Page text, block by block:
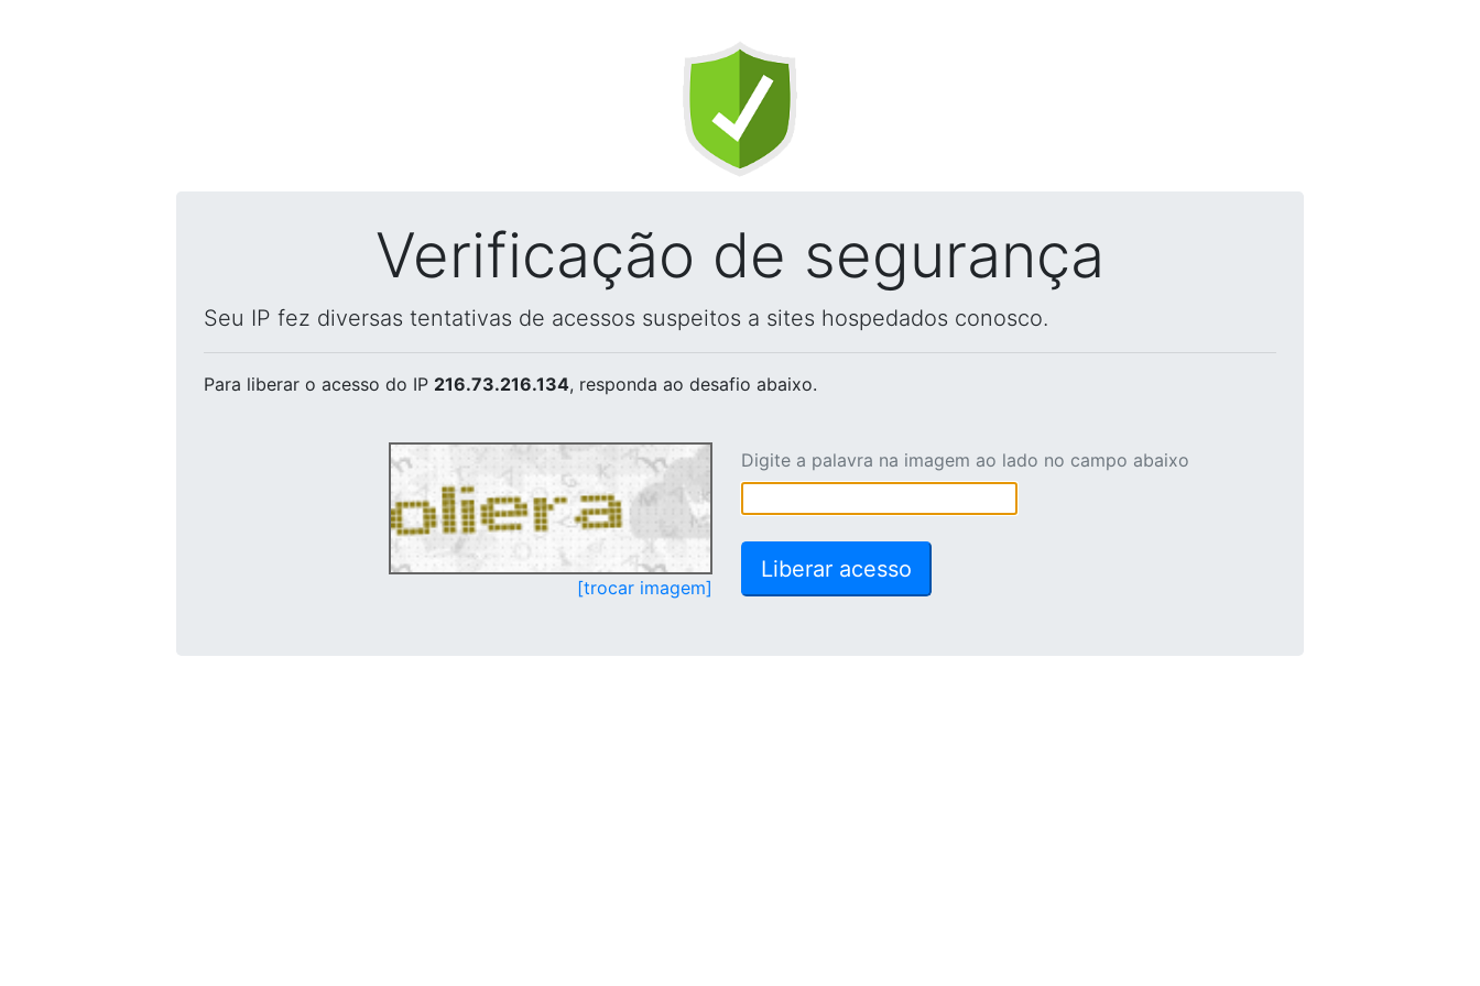
Verificação de segurança
Seu IP fez diversas tentativas de acessos suspeitos a sites hospedados conosco.
Para liberar o acesso do IP 216.73.216.134, responda ao desafio abaixo.
[trocar imagem]
Digite a palavra na imagem ao lado no campo abaixo